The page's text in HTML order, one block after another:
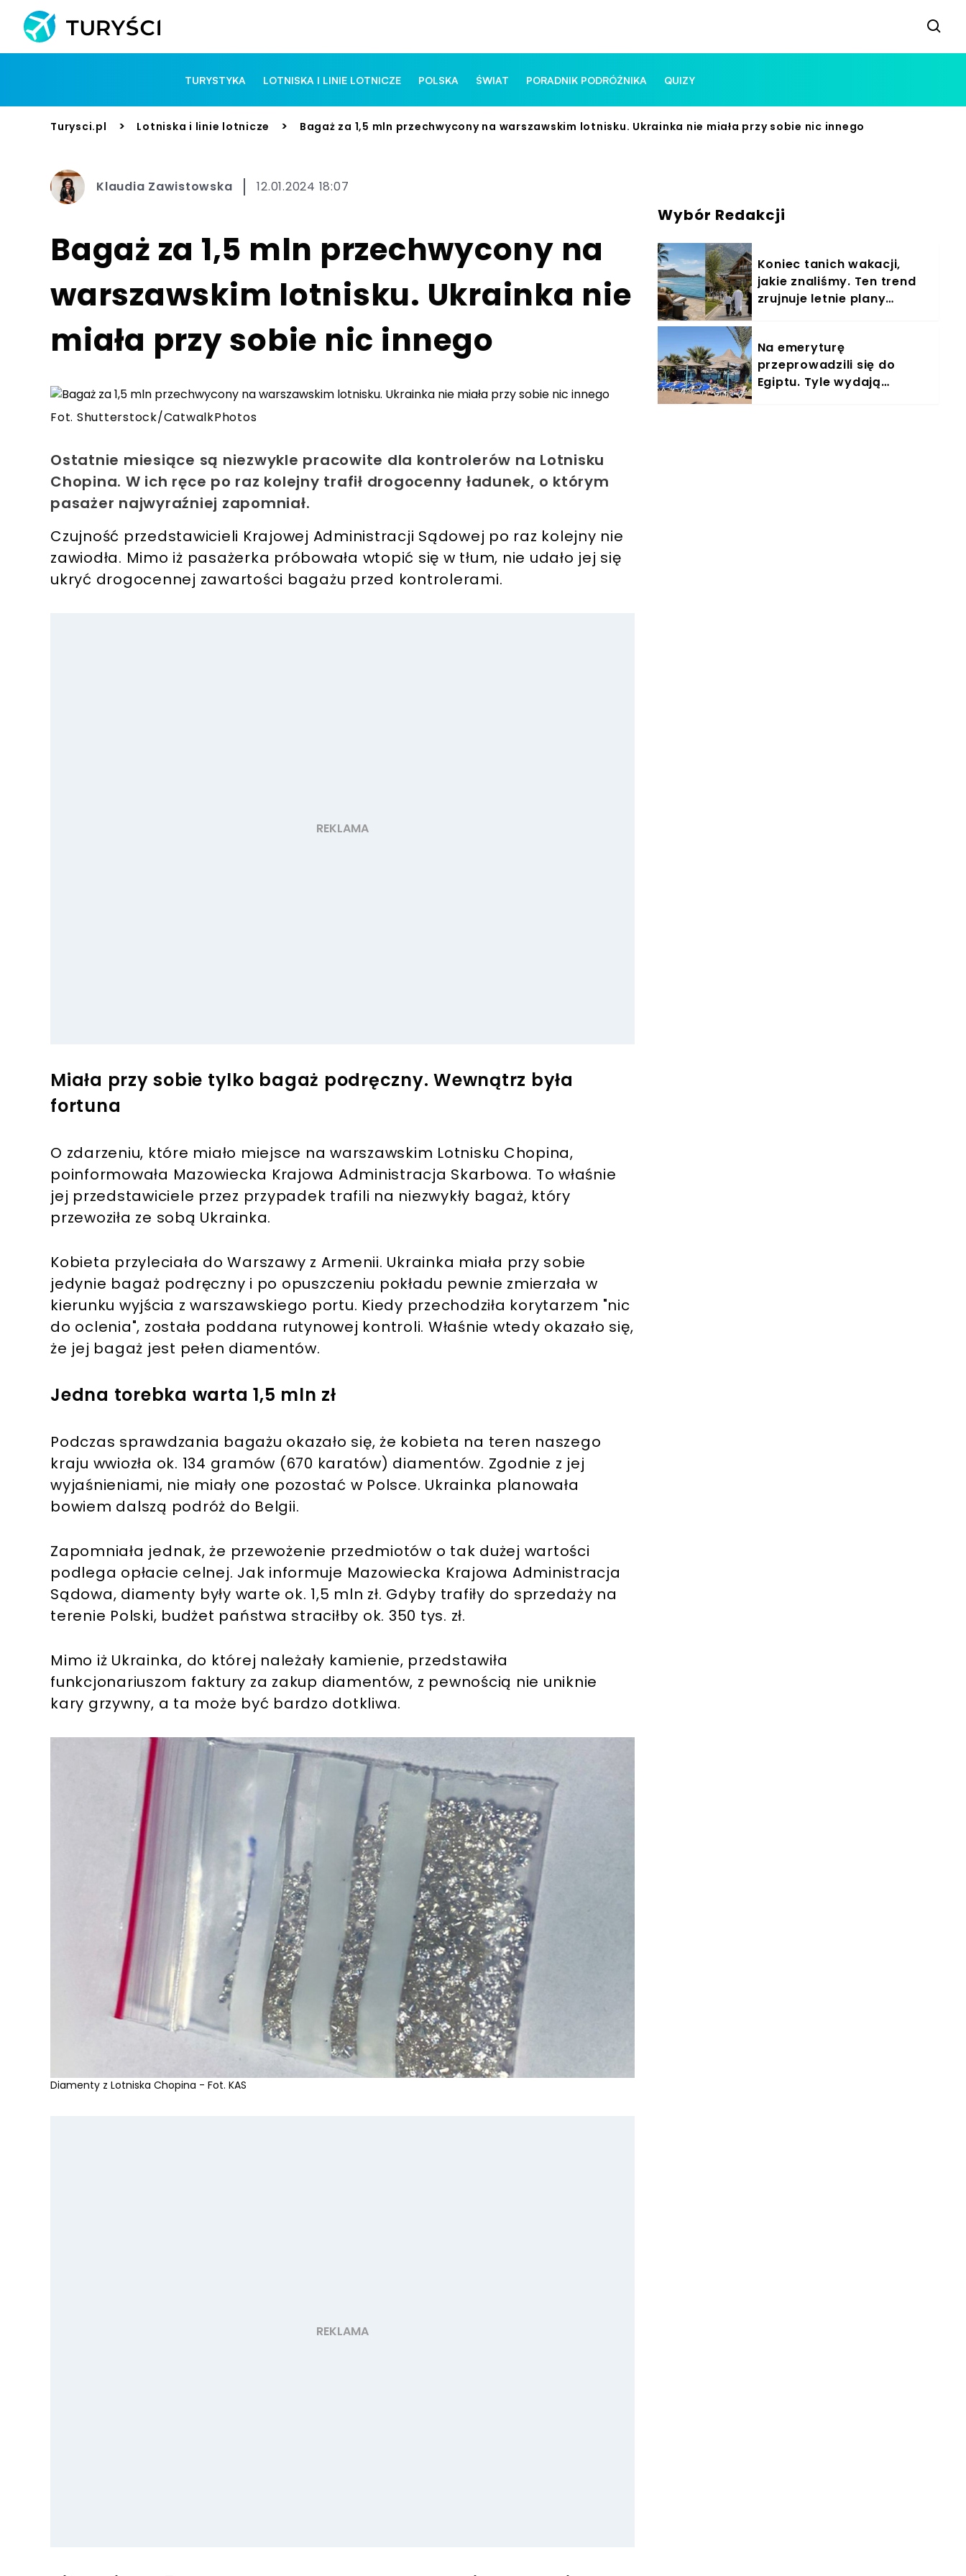
TURYSTYKA LOTNISKA I LINIE LOTNICZE POLSKA ŚWIAT PORADNIK PODRÓŻNIKA QUIZY
Turysci.pl > Lotniska i linie lotnicze > Bagaż za 1,5 mln przechwycony na warszawskim lotnisku. Ukrainka nie miała przy sobie nic innego
Klaudia Zawistowska 12.01.2024 18:07
Bagaż za 1,5 mln przechwycony na
warszawskim lotnisku. Ukrainka nie
miała przy sobie nic innego
Fot. Shutterstock/CatwalkPhotos
Ostatnie miesiące są niezwykle pracowite dla kontrolerów na Lotnisku
Chopina. W ich ręce po raz kolejny trafił drogocenny ładunek, o którym
pasażer najwyraźniej zapomniał.
Czujność przedstawicieli Krajowej Administracji Sądowej po raz kolejny nie
zawiodła. Mimo iż pasażerka próbowała wtopić się w tłum, nie udało jej się
ukryć drogocennej zawartości bagażu przed kontrolerami.
Miała przy sobie tylko bagaż podręczny. Wewnątrz była
fortuna
O zdarzeniu, które miało miejsce na warszawskim Lotnisku Chopina,
poinformowała Mazowiecka Krajowa Administracja Skarbowa. To właśnie
jej przedstawiciele przez przypadek trafili na niezwykły bagaż, który
przewoziła ze sobą Ukrainka.
Kobieta przyleciała do Warszawy z Armenii. Ukrainka miała przy sobie
jedynie bagaż podręczny i po opuszczeniu pokładu pewnie zmierzała w
kierunku wyjścia z warszawskiego portu. Kiedy przechodziła korytarzem "nic
do oclenia", została poddana rutynowej kontroli. Właśnie wtedy okazało się,
że jej bagaż jest pełen diamentów.
Jedna torebka warta 1,5 mln zł
Podczas sprawdzania bagażu okazało się, że kobieta na teren naszego
kraju wwiozła ok. 134 gramów (670 karatów) diamentów. Zgodnie z jej
wyjaśnieniami, nie miały one pozostać w Polsce. Ukrainka planowała
bowiem dalszą podróż do Belgii.
Zapomniała jednak, że przewożenie przedmiotów o tak dużej wartości
podlega opłacie celnej. Jak informuje Mazowiecka Krajowa Administracja
Sądowa, diamenty były warte ok. 1,5 mln zł. Gdyby trafiły do sprzedaży na
terenie Polski, budżet państwa straciłby ok. 350 tys. zł.
Mimo iż Ukrainka, do której należały kamienie, przedstawiła
funkcjonariuszom faktury za zakup diamentów, z pewnością nie uniknie
kary grzywny, a ta może być bardzo dotkliwa.
Diamenty z Lotniska Chopina - Fot. KAS
Wybór Redakcji
Koniec tanich wakacji,
jakie znaliśmy. Ten trend
zrujnuje letnie plany
Na emeryturę
przeprowadzili się do
Egiptu. Tyle wydają